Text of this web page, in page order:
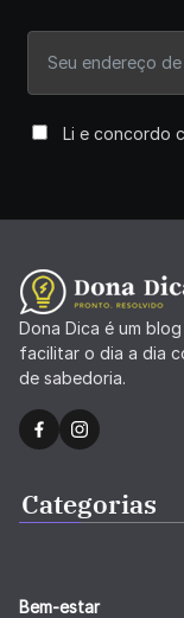
Li e concordo
Dona Dica é um
facilitar o dia a dia
de sabedoria.
Categorias
Bem-estar